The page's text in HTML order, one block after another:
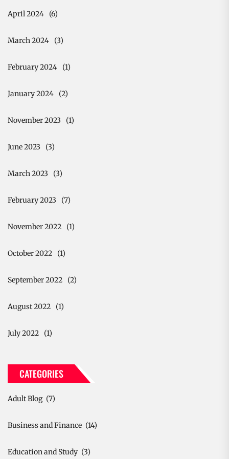
April 2024 (6)
March 2024 (3)
February 2024 (1)
January 2024 (2)
November 2023 (1)
June 2023 (3)
March 2023 (3)
February 2023 (7)
November 2022 (1)
October 2022 (1)
September 2022 (2)
August 2022 (1)
July 2022 (1)
CATEGORIES
Adult Blog (7)
Business and Finance (14)
Education and Study (3)